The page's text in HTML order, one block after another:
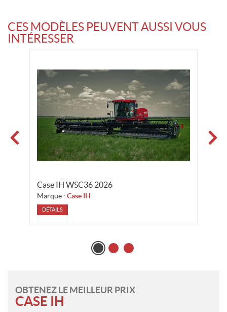
c
a
CES MODÈLES PEUVENT AUSSI VOUS
INTÉRESSER
Case IH WSC36 2026
Marque : Case IH
DÉTAILS
OBTENEZ LE MEILLEUR PRIX
CASE IH